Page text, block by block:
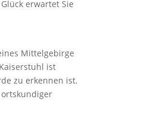
erwartet Sie
Mittelgebirge
ist
zu erkennen ist.